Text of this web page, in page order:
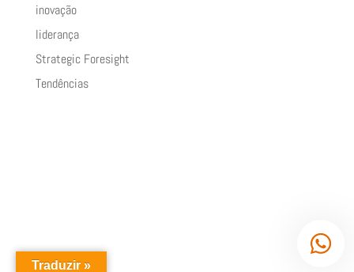
inovação
liderança
Strategic Foresight
Tendências
Traduzir »